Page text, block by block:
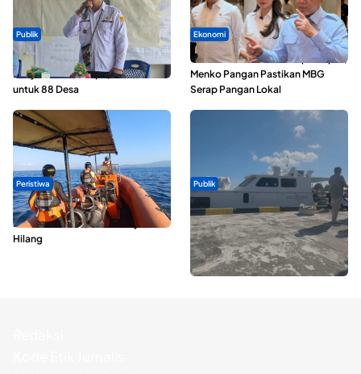
Publik
ABDESI Morotai Apresiasi
Penyaluran ADD Rp3,13 Miliar
untuk 88 Desa
Ekonomi
SPPG di Maluku Utara Dipercepat,
Menko Pangan Pastikan MBG
Serap Pangan Lokal
Peristiwa
Dua Longboat Bertabrakan di
Perairan Taliabu, Satu Nelayan
Hilang
Publik
Pelayaran Perdana KM Dodola
Express Terkendala, Baling-baling
Kapal Rusak